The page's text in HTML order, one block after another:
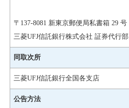
〒137-8081 新東京郵便局私書箱 29 号
三菱UFJ信託銀行株式会社 証券代行部
同取次所
三菱UFJ信託銀行全国各支店
公告方法